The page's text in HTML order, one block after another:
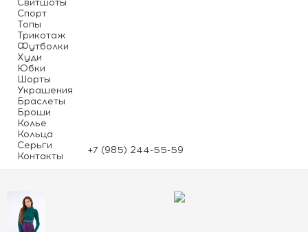
+7 (985) 244-55-59
Свитшоты
Спорт
Топы
Трикотаж
Футболки
Худи
Юбки
Шорты
Украшения
Браслеты
Броши
Колье
Кольца
Серьги
Контакты